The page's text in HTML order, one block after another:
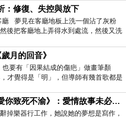
計
：修復、失控與放下
廳 夢見在客廳地板上洗一個沾了灰粉
後把客廳地上弄得水到處流，然後又洗
帽，後來發現帽
月的回音》
要有「因果結成的傷疤」做畫筆顏
才覺得是「明」，但導師有幾首歌都是
二刷《愛你致死不渝》：愛情故事未必是浪漫故事
掉樂器行工作，她說她的夢想是寫作，